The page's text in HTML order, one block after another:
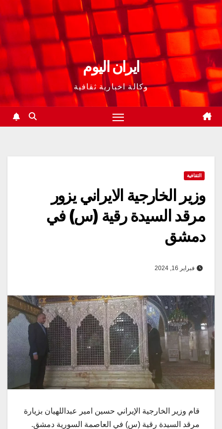
ايران اليوم
وكالة اخبارية ثقافية
الثقافية
وزير الخارجية الايراني يزور
مرقد السيدة رقية (س) في
دمشق
فبراير 16, 2024
قام وزير الخارجية الإيراني حسين امير عبداللهيان بزيارة
مرقد السيدة رقية (س) في العاصمة السورية دمشق.